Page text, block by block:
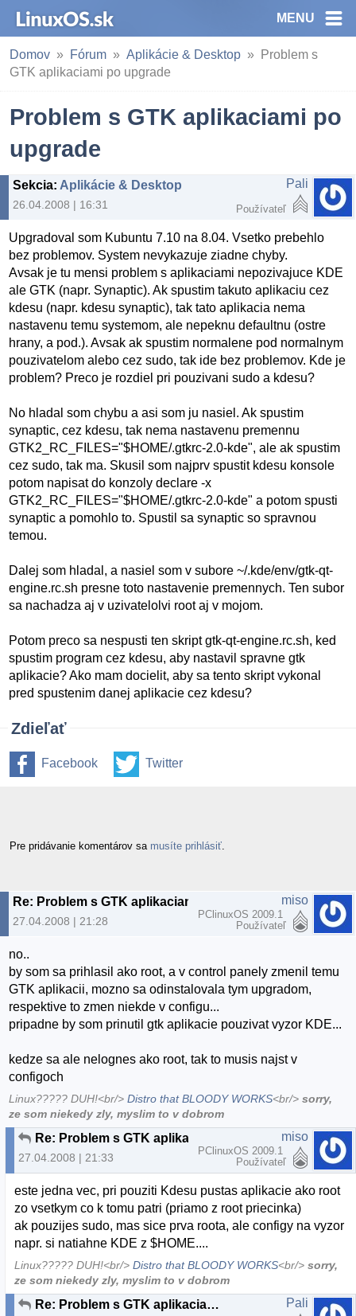
MENU
Domov Fórum Aplikácie & Desktop
Problem s
GTK aplikaciami po upgrade
Problem s GTK aplikaciami po
upgrade
Sekcia: Aplikácie & Desktop
26.04.2008 | 16:31
Pali
Používateľ
Upgradoval som Kubuntu 7.10 na 8.04. Vsetko prebehlo
bez problemov. System nevykazuje ziadne chyby.
Avsak je tu mensi problem s aplikaciami nepozivajuce KDE
ale GTK (napr. Synaptic). Ak spustim takuto aplikaciu cez
kdesu (napr. kdesu synaptic), tak tato aplikacia nema
nastavenu temu systemom, ale nepeknu defaultnu (ostre
hrany, a pod.). Avsak ak spustim normalene pod normalnym
pouzivatelom alebo cez sudo, tak ide bez problemov. Kde je
problem? Preco je rozdiel pri pouzivani sudo a kdesu?
No hladal som chybu a asi som ju nasiel. Ak spustim
synaptic, cez kdesu, tak nema nastavenu premennu
GTK2_RC_FILES="$HOME/.gtkrc-2.0-kde", ale ak spustim
cez sudo, tak ma. Skusil som najprv spustit kdesu konsole
potom napisat do konzoly declare -x
GTK2_RC_FILES="$HOME/.gtkrc-2.0-kde" a potom spusti
synaptic a pomohlo to. Spustil sa synaptic so spravnou
temou.
Dalej som hladal, a nasiel som v subore ~/.kde/env/gtk-qt-
engine.rc.sh presne toto nastavenie premennych. Ten subor
sa nachadza aj v uzivatelolvi root aj v mojom.
Potom preco sa nespusti ten skript gtk-qt-engine.rc.sh, ked
spustim program cez kdesu, aby nastavil spravne gtk
aplikacie? Ako mam docielit, aby sa tento skript vykonal
pred spustenim danej aplikacie cez kdesu?
Zdieľať
Facebook Twitter
Pre pridávanie komentárov sa musíte prihlásiť
27.04.2008 | 21:28
miso
PClinuxOS 2009.1
Používateľ
no..
by som sa prihlasil ako root, a v control panely zmenil temu
GTK aplikacii, mozno sa odinstalovala tym upgradom,
respektive to zmen niekde v configu...
pripadne by som prinutil gtk aplikacie pouzivat vyzor KDE...
kedze sa ale nelognes ako root, tak to musis najst v
configoch
Linux????? DUH!<br/>Distro that BLOODY WORKS<br/>sorry,
ze som niekedy zly, myslim to v dobrom
27.04.2008 | 21:33
miso
PClinuxOS 2009.1
Používateľ
este jedna vec, pri pouziti Kdesu pustas aplikacie ako root
zo vsetkym co k tomu patri (priamo z root priecinka)
ak pouzijes sudo, mas sice prva roota, ale configy na vyzor
napr. si natiahne KDE z $HOME....
Linux????? DUH!<br/>Distro that BLOODY WORKS<br/>sorry,
ze som niekedy zly, myslim to v dobrom
Re: Problem s GTK aplikaciami po upgrade Pali